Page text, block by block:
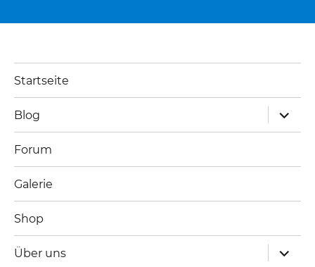
Startseite
Blog
öffnen
Forum
Galerie
Shop
Über uns
öffnen